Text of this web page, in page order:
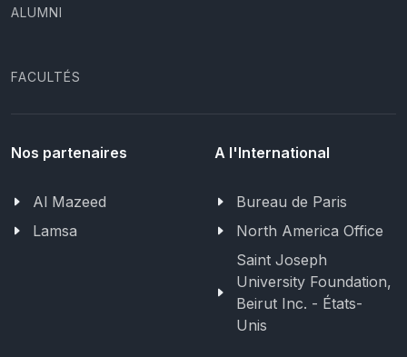
ALUMNI
FACULTÉS
Nos partenaires
Al Mazeed
Lamsa
A l'International
Bureau de Paris
North America Office
Saint Joseph
University Foundation,
Beirut Inc. - États-
Unis